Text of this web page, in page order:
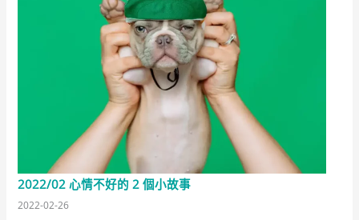
2022/02 心情不好的 2 個小故事
2022-02-26